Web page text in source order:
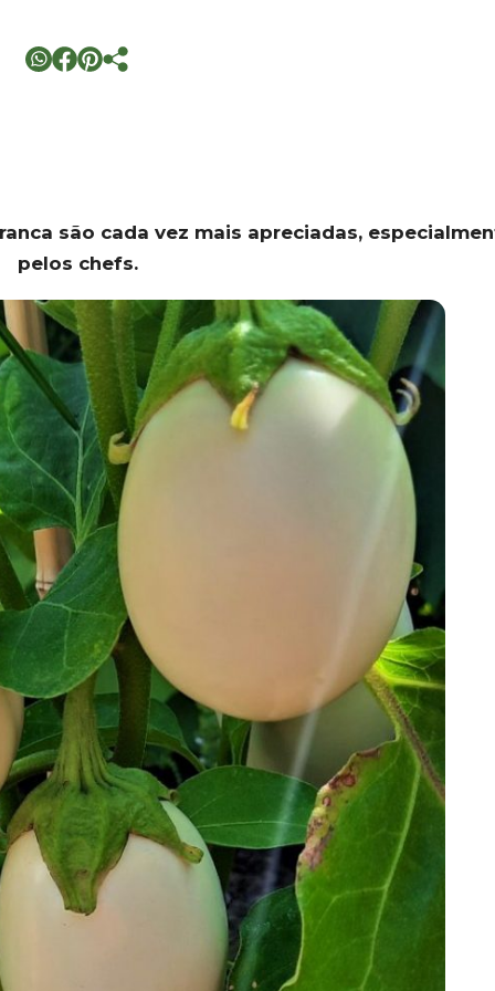
são cada vez mais apreciadas,
pelos chefs.